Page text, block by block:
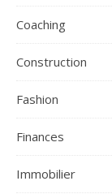
Coaching
Construction
Fashion
Finances
Immobilier